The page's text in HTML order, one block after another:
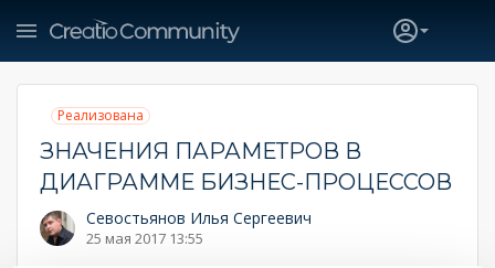
Реализована
ЗНАЧЕНИЯ ПАРАМЕТРОВ В
ДИАГРАММЕ БИЗНЕС-ПРОЦЕССОВ
Севостьянов Илья Сергеевич
25 мая 2017 13:55